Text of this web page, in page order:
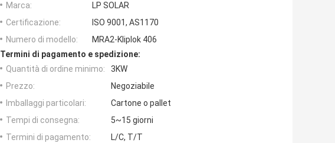
Marca:
LP SOLAR
Certificazione:
ISO 9001, AS1170
Numero di modello:
MRA2-Kliplok 406
Termini di pagamento e spedizione:
Quantità di ordine minimo:
3KW
Prezzo:
Negoziabile
Imballaggi particolari:
Cartone o pallet
Tempi di consegna:
5~15 giorni
Termini di pagamento:
L/C, T/T